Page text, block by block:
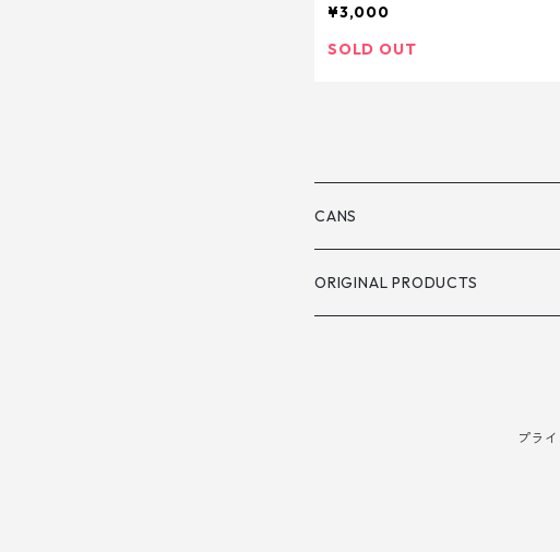
¥3,000
SOLD OUT
CANS
ORIGINAL PRODUCTS
プラ